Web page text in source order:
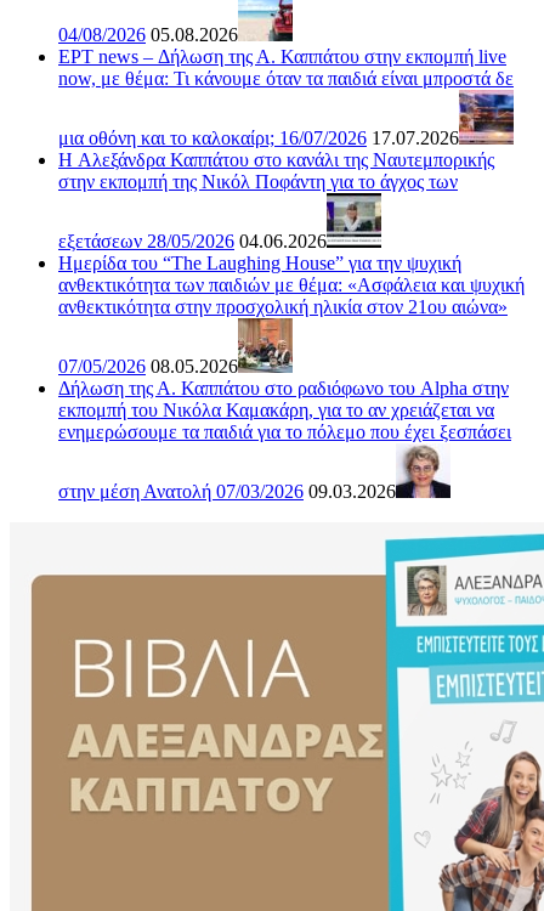
04/08/2026 05.08.2026
ΕΡΤ news – Δήλωση της Α. Καππάτου στην εκπομπή live
now, με θέμα: Τι κάνουμε όταν τα παιδιά είναι μπροστά δε
μια οθόνη και το καλοκαίρι; 16/07/2026 17.07.2026
H Αλεξάνδρα Καππάτου στο κανάλι της Ναυτεμπορικής
στην εκπομπή της Νικόλ Ποφάντη για το άγχος των
εξετάσεων 28/05/2026 04.06.2026
Ημερίδα του “The Laughing House” για την ψυχική
ανθεκτικότητα των παιδιών με θέμα: «Ασφάλεια και ψυχική
ανθεκτικότητα στην προσχολική ηλικία στον 21ου αιώνα»
07/05/2026 08.05.2026
Δήλωση της Α. Καππάτου στο ραδιόφωνο του Alpha στην
εκπομπή του Νικόλα Καμακάρη, για το αν χρειάζεται να
ενημερώσουμε τα παιδιά για το πόλεμο που έχει ξεσπάσει
στην μέση Ανατολή 07/03/2026 09.03.2026